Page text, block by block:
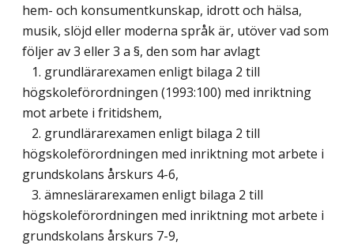
hem- och konsumentkunskap, idrott och hälsa,
musik, slöjd eller moderna språk är, utöver vad som
följer av 3 eller 3 a §, den som har avlagt
1. grundlärarexamen enligt bilaga 2 till
högskoleförordningen (1993:100) med inriktning
mot arbete i fritidshem,
2. grundlärarexamen enligt bilaga 2 till
högskoleförordningen med inriktning mot arbete i
grundskolans årskurs 4-6,
3. ämneslärarexamen enligt bilaga 2 till
högskoleförordningen med inriktning mot arbete i
grundskolans årskurs 7-9,